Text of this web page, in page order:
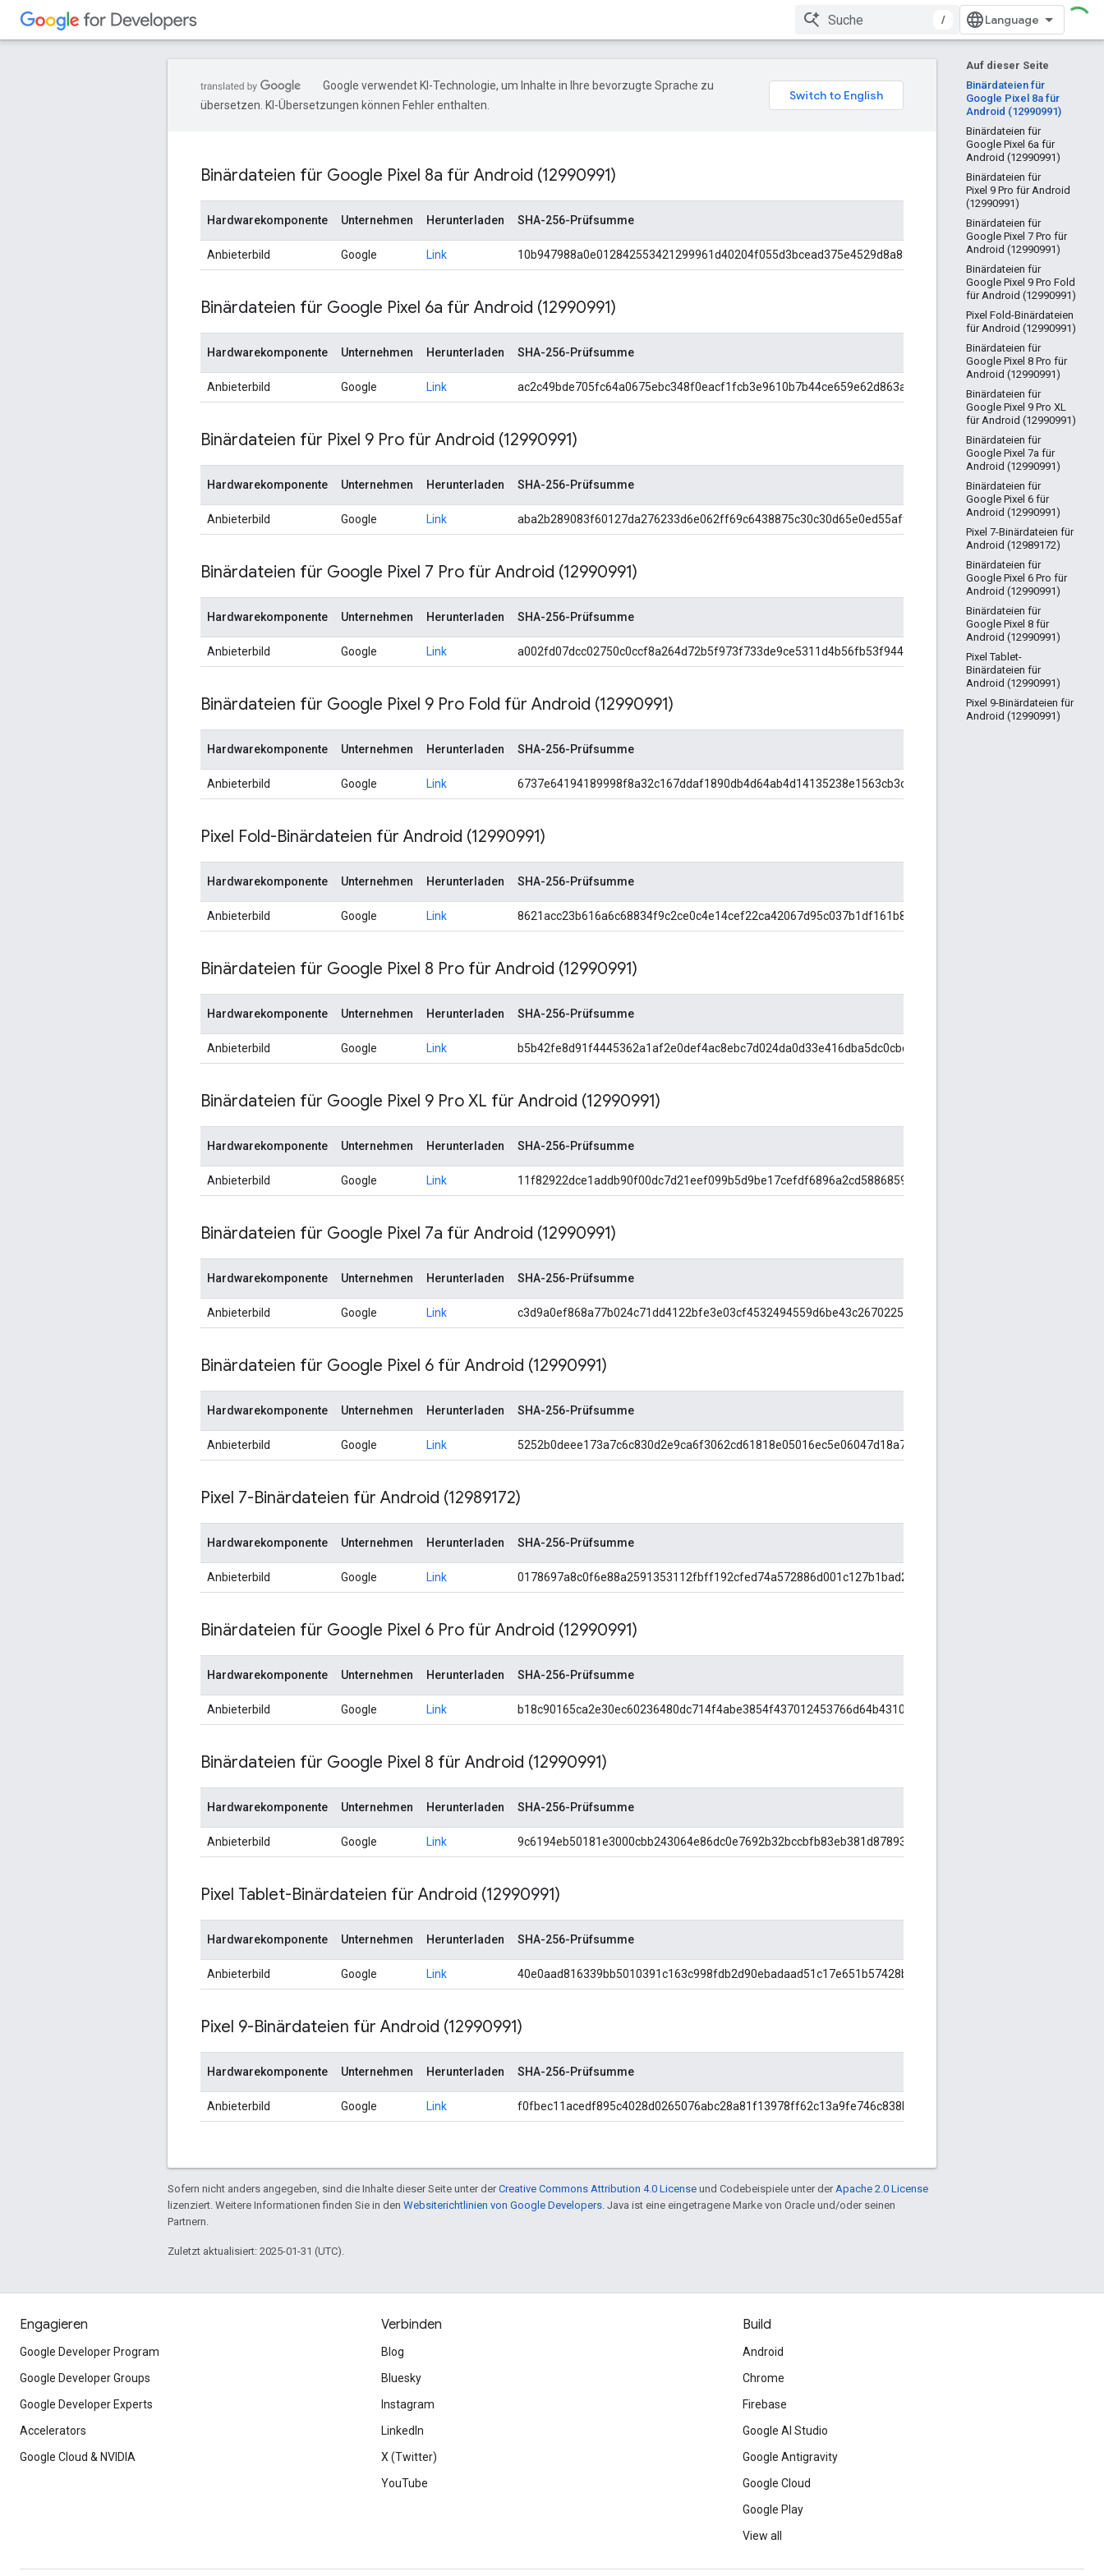
/
Auf dieser Seite
Binärdateien für
Google Pixel 8a für
Android (12990991)
Binärdateien für
Google Pixel 6a für
Android (12990991)
Binärdateien für
Pixel 9 Pro für Android
(12990991)
Binärdateien für
Google Pixel 7 Pro für
Android (12990991)
Binärdateien für
Google Pixel 9 Pro Fold
für Android (12990991)
Pixel Fold-Binärdateien
für Android (12990991)
Binärdateien für
Google Pixel 8 Pro für
Android (12990991)
Binärdateien für
Google Pixel 9 Pro XL
für Android (12990991)
Binärdateien für
Google Pixel 7a für
Android (12990991)
Binärdateien für
Google Pixel 6 für
Android (12990991)
Pixel 7-Binärdateien für
Android (12989172)
Binärdateien für
Google Pixel 6 Pro für
Android (12990991)
Binärdateien für
Google Pixel 8 für
Android (12990991)
Pixel Tablet-
Binärdateien für
Android (12990991)
Pixel 9-Binärdateien für
Android (12990991)
Google verwendet KI-Technologie, um Inhalte in Ihre bevorzugte Sprache zu
übersetzen. KI-Übersetzungen können Fehler enthalten.
Binärdateien für Google Pixel 8a für Android (12990991)
Hardwarekomponente Unternehmen Herunterladen SHA-256-Prüfsumme
Anbieterbild Google Link 10b947988a0e012842553421299961d40204f055d3bcead375e4529d8a882e63
Binärdateien für Google Pixel 6a für Android (12990991)
Hardwarekomponente Unternehmen Herunterladen SHA-256-Prüfsumme
Anbieterbild Google Link ac2c49bde705fc64a0675ebc348f0eacf1fcb3e9610b7b44ce659e62d863a84e
Binärdateien für Pixel 9 Pro für Android (12990991)
Hardwarekomponente Unternehmen Herunterladen SHA-256-Prüfsumme
Anbieterbild Google Link aba2b289083f60127da276233d6e062ff69c6438875c30c30d65e0ed55aff31a
Binärdateien für Google Pixel 7 Pro für Android (12990991)
Hardwarekomponente Unternehmen Herunterladen SHA-256-Prüfsumme
Anbieterbild Google Link a002fd07dcc02750c0ccf8a264d72b5f973f733de9ce5311d4b56fb53f94444d
Binärdateien für Google Pixel 9 Pro Fold für Android (12990991)
Hardwarekomponente Unternehmen Herunterladen SHA-256-Prüfsumme
Anbieterbild Google Link 6737e64194189998f8a32c167ddaf1890db4d64ab4d14135238e1563cb3c4c82
Pixel Fold-Binärdateien für Android (12990991)
Hardwarekomponente Unternehmen Herunterladen SHA-256-Prüfsumme
Anbieterbild Google Link 8621acc23b616a6c68834f9c2ce0c4e14cef22ca42067d95c037b1df161b8667
Binärdateien für Google Pixel 8 Pro für Android (12990991)
Hardwarekomponente Unternehmen Herunterladen SHA-256-Prüfsumme
Anbieterbild Google Link b5b42fe8d91f4445362a1af2e0def4ac8ebc7d024da0d33e416dba5dc0cbd82d
Binärdateien für Google Pixel 9 Pro XL für Android (12990991)
Hardwarekomponente Unternehmen Herunterladen SHA-256-Prüfsumme
Anbieterbild Google Link 11f82922dce1addb90f00dc7d21eef099b5d9be17cefdf6896a2cd58868590d8
Binärdateien für Google Pixel 7a für Android (12990991)
Hardwarekomponente Unternehmen Herunterladen SHA-256-Prüfsumme
Anbieterbild Google Link c3d9a0ef868a77b024c71dd4122bfe3e03cf4532494559d6be43c2670225e3e0
Binärdateien für Google Pixel 6 für Android (12990991)
Hardwarekomponente Unternehmen Herunterladen SHA-256-Prüfsumme
Anbieterbild Google Link 5252b0deee173a7c6c830d2e9ca6f3062cd61818e05016ec5e06047d18a76a77
Pixel 7-Binärdateien für Android (12989172)
Hardwarekomponente Unternehmen Herunterladen SHA-256-Prüfsumme
Anbieterbild Google Link 0178697a8c0f6e88a2591353112fbff192cfed74a572886d001c127b1bad25cb
Binärdateien für Google Pixel 6 Pro für Android (12990991)
Hardwarekomponente Unternehmen Herunterladen SHA-256-Prüfsumme
Anbieterbild Google Link b18c90165ca2e30ec60236480dc714f4abe3854f437012453766d64b43101d07
Binärdateien für Google Pixel 8 für Android (12990991)
Hardwarekomponente Unternehmen Herunterladen SHA-256-Prüfsumme
Anbieterbild Google Link 9c6194eb50181e3000cbb243064e86dc0e7692b32bccbfb83eb381d878933647
Pixel Tablet-Binärdateien für Android (12990991)
Hardwarekomponente Unternehmen Herunterladen SHA-256-Prüfsumme
Anbieterbild Google Link 40e0aad816339bb5010391c163c998fdb2d90ebadaad51c17e651b57428bd4db
Pixel 9-Binärdateien für Android (12990991)
Hardwarekomponente Unternehmen Herunterladen SHA-256-Prüfsumme
Anbieterbild Google Link f0fbec11acedf895c4028d0265076abc28a81f13978ff62c13a9fe746c838be8
Sofern nicht anders angegeben, sind die Inhalte dieser Seite unter derCreative Commons Attribution 4.0 License und Codebeispiele unter derApache 2.0 License
lizenziert. Weitere Informationen finden Sie in den Websiterichtlinien von Google Developers. Java ist eine eingetragene Marke von Oracle und/oder seinen
Partnern.
Zuletzt aktualisiert: 2025-01-31 (UTC).
Engagieren
Google Developer Program
Google Developer Groups
Google Developer Experts
Accelerators
Google Cloud & NVIDIA
Verbinden
Blog
Bluesky
Instagram
LinkedIn
X (Twitter)
YouTube
Build
Android
Chrome
Firebase
Google AI Studio
Google Antigravity
Google Cloud
Google Play
View all